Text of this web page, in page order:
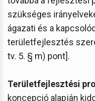
szükséges
ágazati és a
területfejlesztés
tv. 5. § m) pont].
Területfejlesztési
koncepció alapján